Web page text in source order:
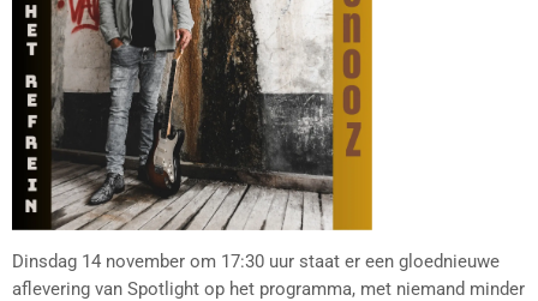
Dinsdag 14 november om 17:30 uur staat er een gloednieuwe
aflevering van Spotlight op het programma, met niemand minder